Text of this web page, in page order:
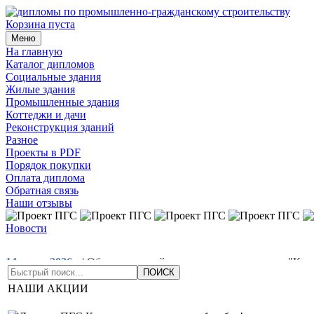
Корзина пуста
Меню
На главную
Каталог дипломов
Социальные здания
Жилые здания
Промышленные здания
Коттеджи и дачи
Реконструкция зданий
Разное
Проекты в PDF
Порядок покупки
Оплата диплома
Обратная связь
Наши отзывы
Новости
14 июля 2026 | Обновлен дизайн всех проектов на ветке
проекты в раздел "Жилые здания" 01 мая 2026
НАШИ АКЦИИ